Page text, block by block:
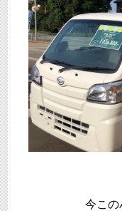
今この